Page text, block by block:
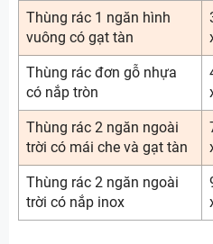
Thùng rác 1 ngăn hình
vuông có gạt tàn
Thùng rác đơn gỗ nhựa
có nắp tròn
Thùng rác 2 ngăn ngoài
trời có mái che và gạt tàn
Thùng rác 2 ngăn ngoài
trời có nắp inox